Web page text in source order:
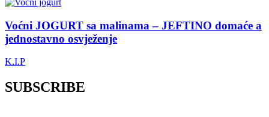
Voćni JOGURT sa malinama – JEFTINO domaće a
jednostavno osvježenje
K.I.P
SUBSCRIBE